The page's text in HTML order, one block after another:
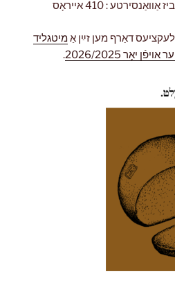
לעקציעס דאַרף מען זײַן אַמיטגליד
יאָר 2026/2025
.